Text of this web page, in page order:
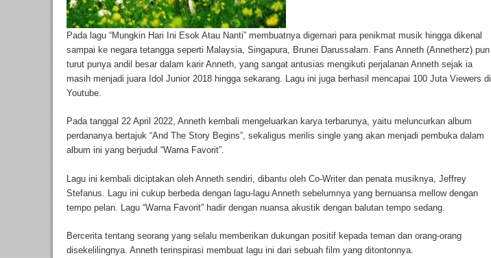
Pada lagu “Mungkin Hari Ini Esok Atau Nanti” membuatnya digemari para penikmat musik hingga dikenal
sampai ke negara tetangga seperti Malaysia, Singapura, Brunei Darussalam. Fans Anneth (Annetherz) pun
turut punya andil besar dalam karir Anneth, yang sangat antusias mengikuti perjalanan Anneth sejak ia
masih menjadi juara Idol Junior 2018 hingga sekarang. Lagu ini juga berhasil mencapai 100 Juta Viewers di
Youtube.
Pada tanggal 22 April 2022, Anneth kembali mengeluarkan karya terbarunya, yaitu meluncurkan album
perdananya bertajuk “And The Story Begins”, sekaligus merilis single yang akan menjadi pembuka dalam
album ini yang berjudul “Warna Favorit”.
Lagu ini kembali diciptakan oleh Anneth sendiri, dibantu oleh Co-Writer dan penata musiknya, Jeffrey
Stefanus. Lagu ini cukup berbeda dengan lagu-lagu Anneth sebelumnya yang bernuansa mellow dengan
tempo pelan. Lagu “Warna Favorit” hadir dengan nuansa akustik dengan balutan tempo sedang.
Bercerita tentang seorang yang selalu memberikan dukungan positif kepada teman dan orang-orang
disekelilingnya. Anneth terinspirasi membuat lagu ini dari sebuah film yang ditontonnya.